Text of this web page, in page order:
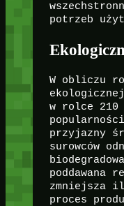
potrzeb
W obliczu
w rolce 210
przyjazny
surowców
poddawana
zmniejsza
proces